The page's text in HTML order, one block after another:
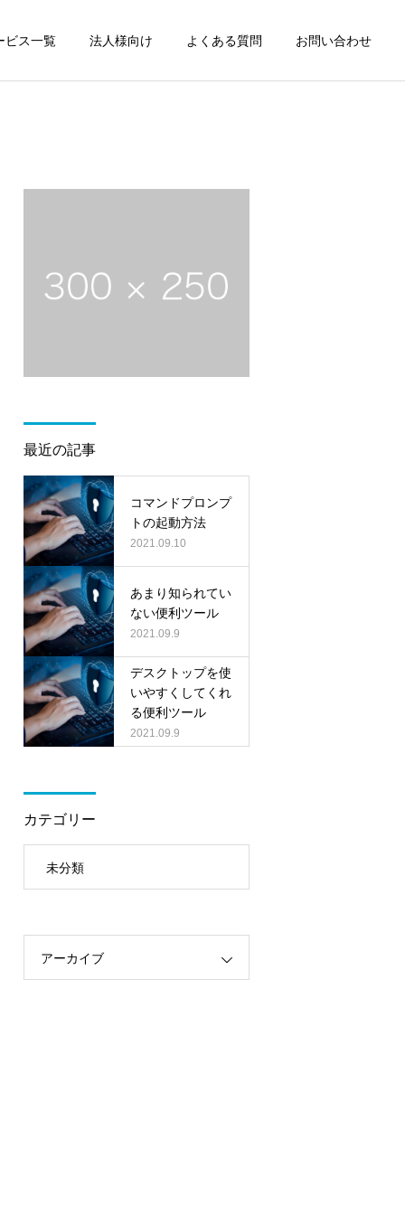
ビス一覧 法人様向け よくある質問 お問い合わせ
最近の記事
コマンドプロンプ
トの起動方法
2021.09.10
あまり知られてい
ない便利ツール
2021.09.9
デスクトップを使
いやすくしてくれ
る便利ツール
2021.09.9
カテゴリー
未分類
アーカイブ